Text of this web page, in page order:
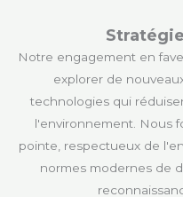
Notre engagement en
explorer de
technologies qui
l'environnement. Nous
pointe, respectueux de
normes modernes de